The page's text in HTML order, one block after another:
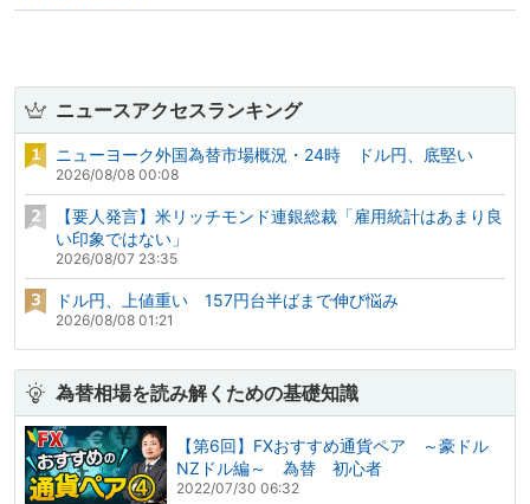
ニュースアクセスランキング
ニューヨーク外国為替市場概況・24時 ドル円、底堅い
2026/08/08 00:08
【要人発言】米リッチモンド連銀総裁「雇用統計はあまり良
い印象ではない」
2026/08/07 23:35
ドル円、上値重い 157円台半ばまで伸び悩み
2026/08/08 01:21
為替相場を読み解くための基礎知識
【第6回】FXおすすめ通貨ペア ～豪ドル
NZドル編～ 為替 初心者
2022/07/30 06:32